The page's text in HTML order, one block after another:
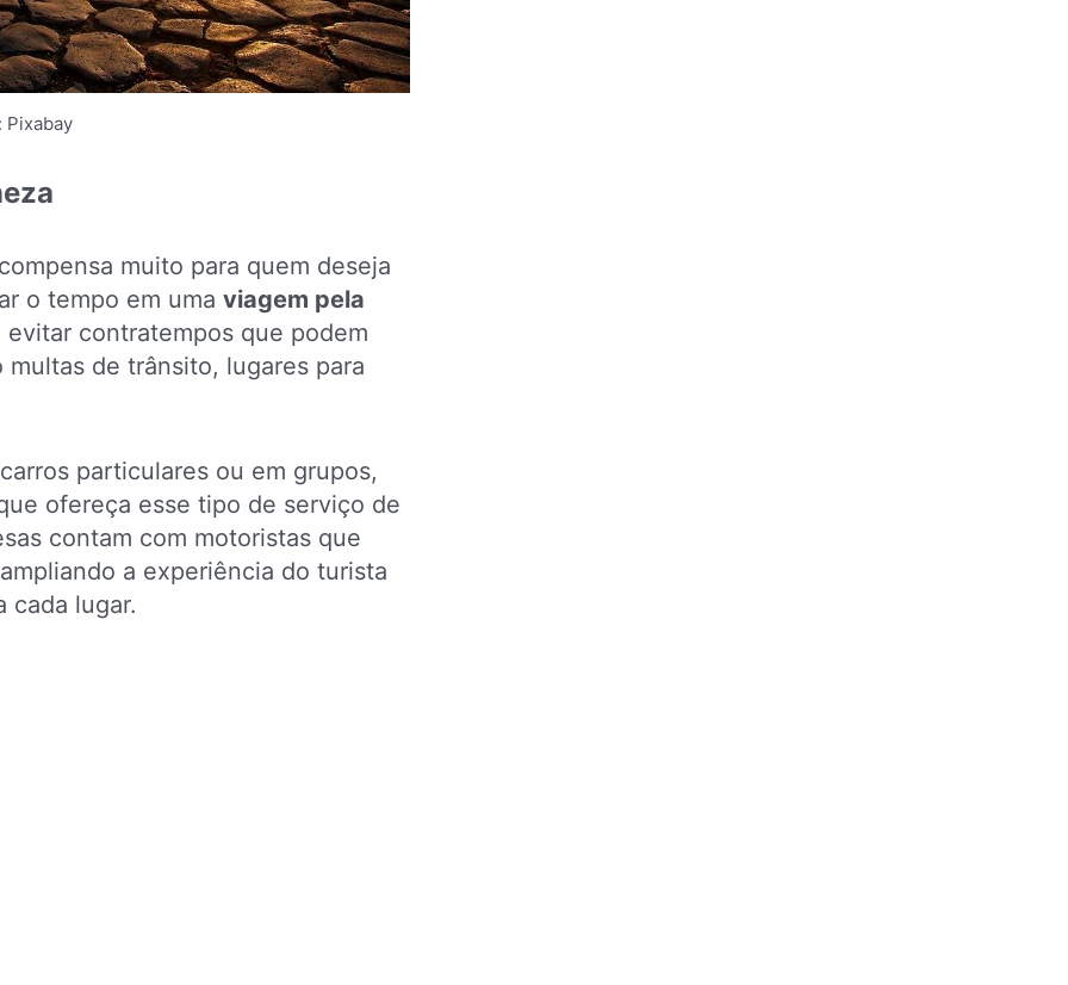
Pixabay
muito para quem deseja
o tempo em uma viagem pela
contratempos que podem
de trânsito, lugares para
particulares ou em grupos,
ofereça esse tipo de serviço de
contam com motoristas que
a experiência do turista
cada lugar.